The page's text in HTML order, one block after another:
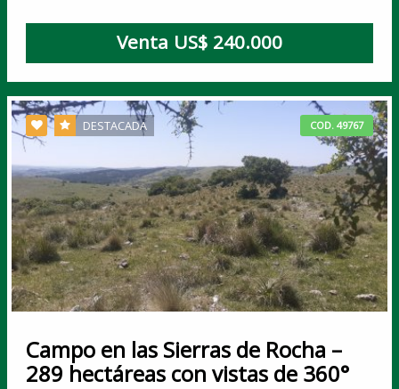
Venta US$ 240.000
DESTACADA COD. 49767
Campo en las Sierras de Rocha –
289 hectáreas con vistas de 360°